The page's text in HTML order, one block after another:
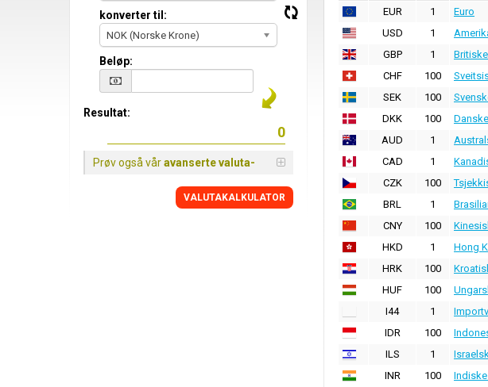
EUR 1 Euro
USD
1
GBP
1
CHF
100
SEK
100
DKK
100
AUD
1
CAD
1
CZK
100
BRL
1
CNY
100
HKD
1 Hong
HRK
100
HUF
100
I44
1
IDR
100
ILS
1
INR
100
konverter til:
NOK (Norske Krone)
Beløp:
Resultat:
Prøv også våravanserte valuta-
VALUTAKALKULATOR